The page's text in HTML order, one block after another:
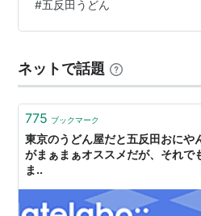
うすでに15年前。その裏の居酒
隣の席で一人呑んでいたのが共
のうどんが美味しかったので、
のを今も覚えている。久しぶり
#五反田うどん
ネットで話題
775 ブックマーク
東京のうどん屋だと五反田おにや
がまぁまぁオススメだが、それで
ま..